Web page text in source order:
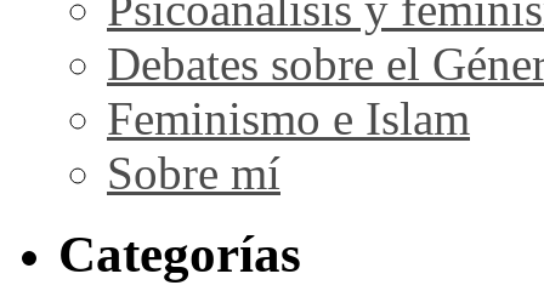
Debates sobre el
Feminismo e Islam
Sobre mí
Categorías